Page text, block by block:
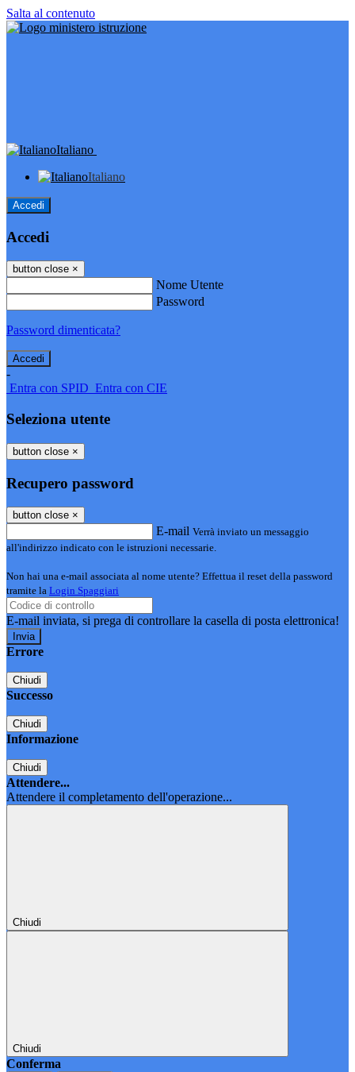
Salta al contenuto
Italiano
Italiano
Accedi
Accedi
button close ×
Nome Utente
Password
Password dimenticata?
-
Entra con SPID Entra con CIE
Seleziona utente
button close ×
Recupero password
button close ×
E-mail Verrà inviato un messaggio
all'indirizzo indicato con le istruzioni necessarie.
Non hai una e-mail associata al nome utente? Effettua il reset della password
tramite la Login Spaggiari
E-mail inviata, si prega di controllare la casella di posta elettronica!
Errore
Chiudi
Successo
Chiudi
Informazione
Chiudi
Attendere...
Attendere il completamento dell'operazione...
Chiudi
Chiudi
Conferma